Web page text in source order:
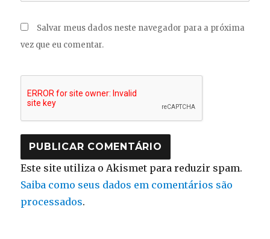
Salvar meus dados neste navegador para a próxima
vez que eu comentar.
Este site utiliza o Akismet para reduzir spam.
Saiba como seus dados em comentários são
processados.